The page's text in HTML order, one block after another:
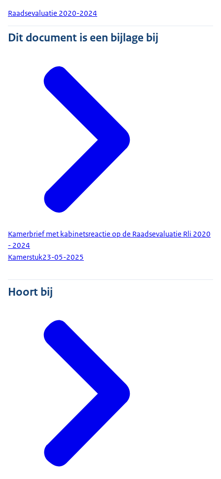
Raadsevaluatie 2020-2024
Dit document is een bijlage bij
Kamerbrief met kabinetsreactie op de Raadsevaluatie Rli 2020
- 2024
Kamerstuk23-05-2025
Hoort bij